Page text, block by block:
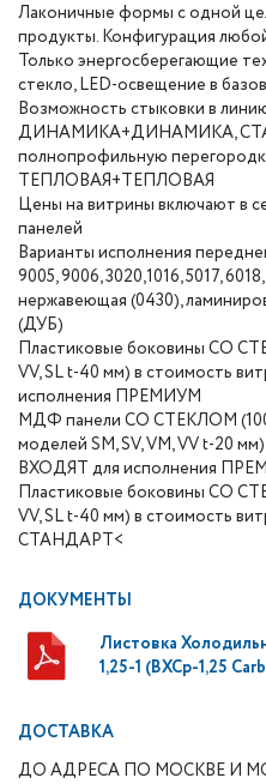
Лаконичные формы с одной
продукты. Конфигурация
Только энергосберегающие
стекло, LED-освещение в
Возможность стыковки в
ДИНАМИКА+ДИНАМИКА,
полнопрофильную
ТЕПЛОВАЯ+ТЕПЛОВАЯ
Цены на витрины включают в
панелей
Варианты исполнения
9005, 9006, 3020,1016, 5017,
нержавеющая (0430),
(ДУБ)
Пластиковые боковины СО
VV, SL t-40 мм) в стоимость
исполнения ПРЕМИУМ
МДФ панели СО СТЕКЛОМ
моделей SM, SV, VM, VV t-20
ВХОДЯТ для исполнения
Пластиковые боковины СО
VV, SL t-40 мм) в стоимость
СТАНДАРТ<
ДОКУМЕНТЫ
Листовка
1,25-1 (ВХСр-1,25
ДОСТАВКА
ДО АДРЕСА ПО МОСКВЕ И